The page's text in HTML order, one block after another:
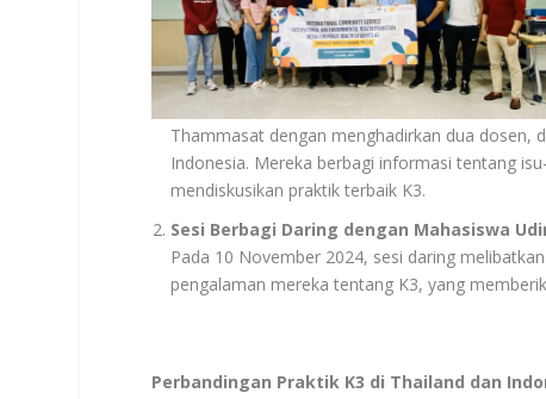
Thammasat dengan menghadirkan dua dosen,
Indonesia. Mereka berbagi informasi tentang
mendiskusikan praktik terbaik K3.
Sesi Berbagi Daring dengan Mahasiswa
Pada 10 November 2024, sesi daring
pengalaman mereka tentang K3, yang
Perbandingan Praktik K3 di Thailand dan